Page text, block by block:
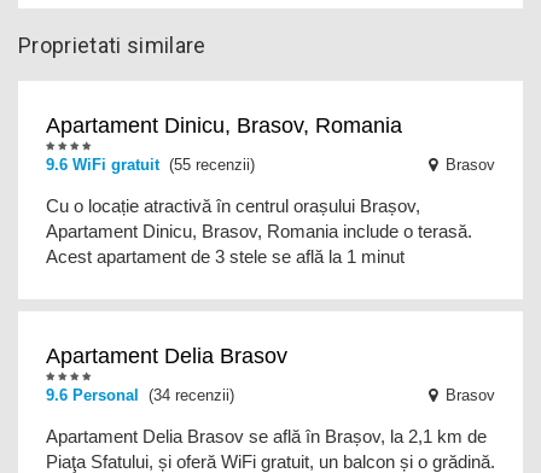
Proprietati similare
Apartament Dinicu, Brasov, Romania
9.6 WiFi gratuit(55 recenzii) Brasov
Cu o locație atractivă în centrul orașului Brașov,
Apartament Dinicu, Brasov, Romania include o terasă.
Acest apartament de 3 stele se află la 1 minut
Apartament Delia Brasov
9.6 Personal (34 recenzii) Brasov
Apartament Delia Brasov se află în Brașov, la 2,1 km de
Piaţa Sfatului, și oferă WiFi gratuit, un balcon și o grădină.